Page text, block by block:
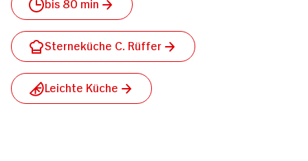
Sterneküche C. Rüffer
Leichte Küche